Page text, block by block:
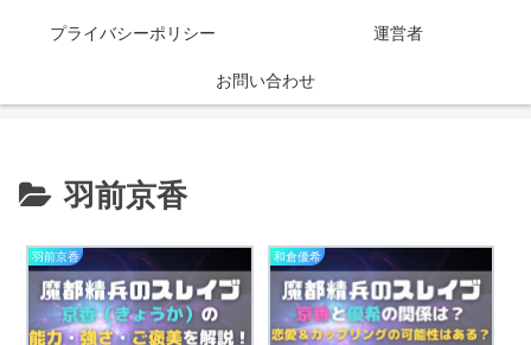
プライバシーポリシー 運営者
お問い合わせ
羽前京香
羽前京香 和倉優希